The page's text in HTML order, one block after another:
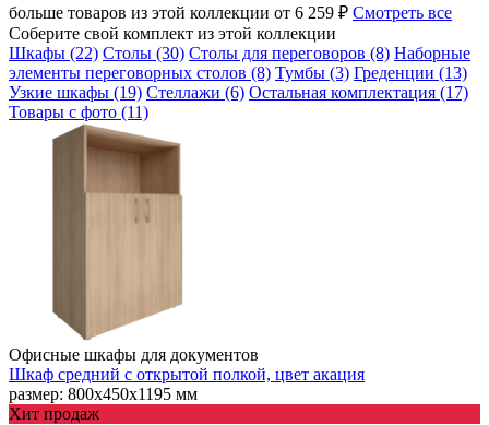
больше товаров из этой коллекции от 6 259 ₽ Смотреть все
Соберите свой комплект из этой коллекции
Шкафы (22) Столы (30) Столы для переговоров (8) Наборные
элементы переговорных столов (8) Тумбы (3) Греденции (13)
Узкие шкафы (19) Стеллажи (6) Остальная комплектация (17)
Товары с фото (11)
Офисные шкафы для документов
Шкаф средний с открытой полкой, цвет акация
размер: 800х450х1195 мм
Хит продаж